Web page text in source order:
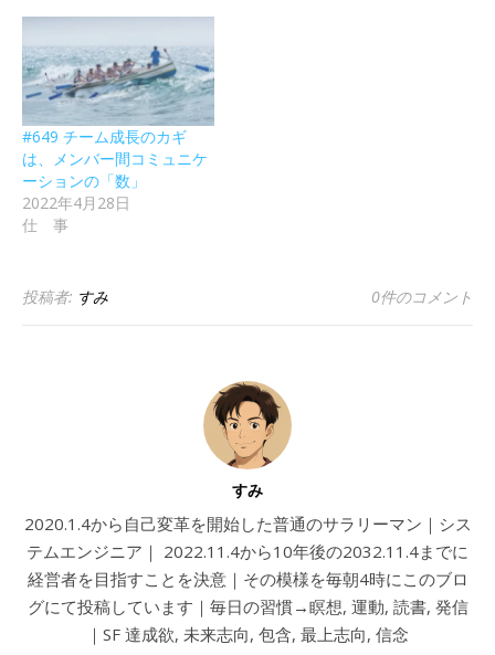
#649 チーム成長のカギ
は、メンバー間コミュニケ
ーションの「数」
2022年4月28日
仕 事
投稿者: すみ 0件のコメント
すみ
2020.1.4から自己変革を開始した普通のサラリーマン｜シス
テムエンジニア｜ 2022.11.4から10年後の2032.11.4までに
経営者を目指すことを決意｜その模様を毎朝4時にこのブロ
グにて投稿しています｜毎日の習慣→瞑想, 運動, 読書, 発信
｜SF 達成欲, 未来志向, 包含, 最上志向, 信念